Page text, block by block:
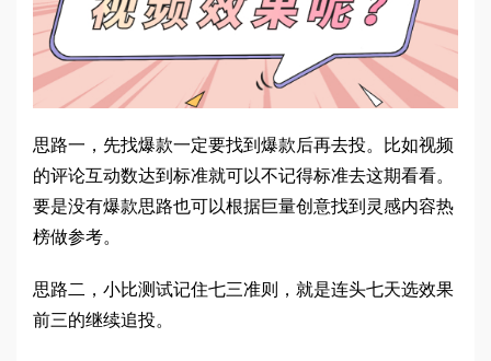
思路一，先找爆款一定要找到爆款后再去投。比如视频
的评论互动数达到标准就可以不记得标准去这期看看。
要是没有爆款思路也可以根据巨量创意找到灵感内容热
榜做参考。
思路二，小比测试记住七三准则，就是连头七天选效果
前三的继续追投。